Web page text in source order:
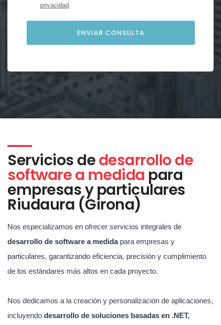
privacidad.
Servicios dedesarrollo de
software a medida para
empresas y particulares
Riudaura (Girona)
Nos especializamos en ofrecer servicios integrales de
desarrollo de software a medidapara empresas y
particulares, garantizando eficiencia, precisión y cumplimiento
de los estándares más altos en cada proyecto.
Nos dedicamos a la creación y personalización de aplicaciones,
incluyendo desarrollo de soluciones basadas en .NET,